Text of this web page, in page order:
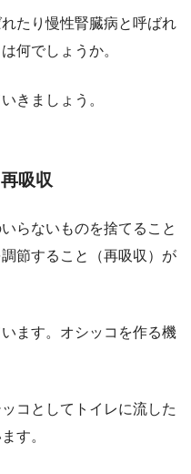
たり慢性腎臓病と呼ばれ
何でしょうか。
きましょう。
吸収
らないものを捨てること
節すること（再吸収）が
ます。オシッコを作る機
コとしてトイレに流した
す。